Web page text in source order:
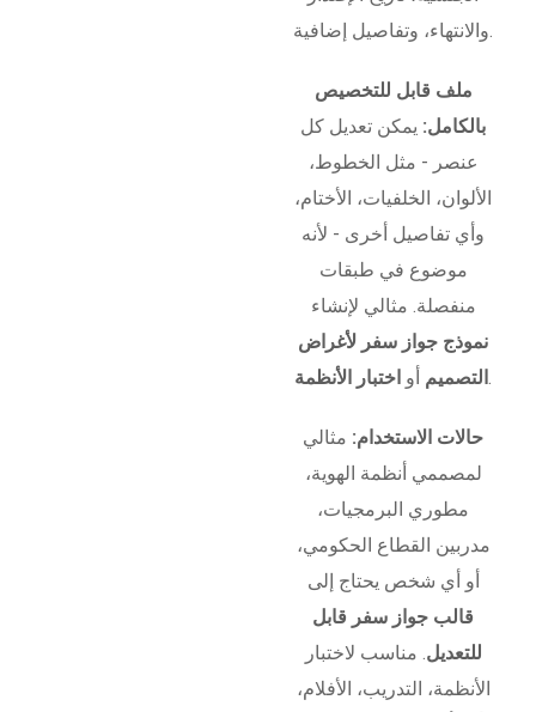
والانتهاء، وتفاصيل إضافية.
ملف قابل للتخصيص
بالكامل: يمكن تعديل كل
عنصر - مثل الخطوط،
الألوان، الخلفيات، الأختام،
وأي تفاصيل أخرى - لأنه
موضوع في طبقات
منفصلة. مثالي لإنشاء
نموذج جواز سفر لأغراض
التصميم أو اختبار الأنظمة .
حالات الاستخدام: مثالي
لمصممي أنظمة الهوية،
مطوري البرمجيات،
مدربين القطاع الحكومي،
أو أي شخص يحتاج إلى
قالب جواز سفر قابل
للتعديل. مناسب لاختبار
الأنظمة، التدريب، الأفلام،